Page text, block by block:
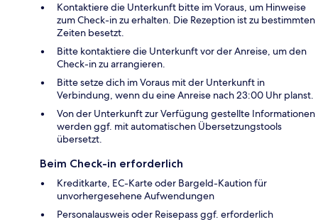
Kontaktiere die Unterkunft bitte im Voraus, um Hinweise
zum Check-in zu erhalten. Die Rezeption ist zu bestimmten
Zeiten besetzt.
Bitte kontaktiere die Unterkunft vor der Anreise, um den
Check-in zu arrangieren.
Bitte setze dich im Voraus mit der Unterkunft in
Verbindung, wenn du eine Anreise nach 23:00 Uhr planst.
Von der Unterkunft zur Verfügung gestellte Informationen
werden ggf. mit automatischen Übersetzungstools
übersetzt.
Beim Check-in erforderlich
Kreditkarte, EC-Karte oder Bargeld-Kaution für
unvorhergesehene Aufwendungen
Personalausweis oder Reisepass ggf. erforderlich